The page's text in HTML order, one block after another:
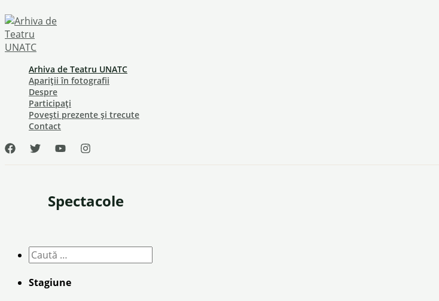
to
content
Arhiva de Teatru UNATC
Apariții în fotografii
Despre
Participați
Povești prezente și trecute
Contact
Spectacole
Stagiune